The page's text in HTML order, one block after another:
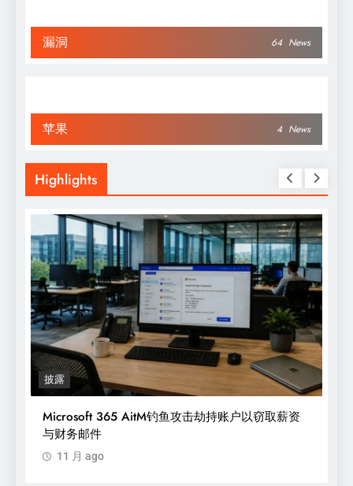
漏洞 64 News
苹果 4 News
Highlights
披露
Microsoft 365 AitM钓鱼攻击劫持账户以窃取薪资
与财务邮件
11 月 ago